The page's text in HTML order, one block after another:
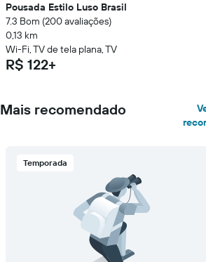
Pousada Estilo Luso Brasil
7.3 Bom (200 avaliações)
0,13 km
Wi-Fi, TV de tela plana, TV
R$ 122+
Mais recomendado
Temporada